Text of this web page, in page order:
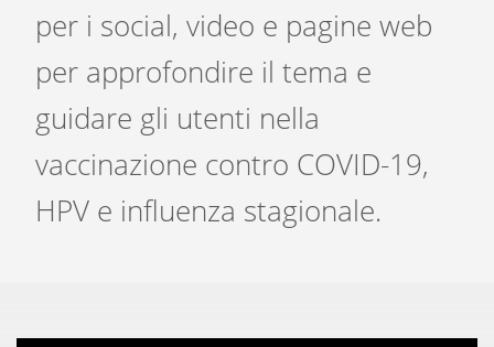
per i social, video e pagine web
per approfondire il tema e
guidare gli utenti nella
vaccinazione contro COVID-19,
HPV e influenza stagionale.